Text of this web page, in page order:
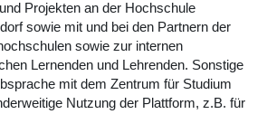
Projekten an der Hochschule
sowie mit und bei den Partnern der
sowie zur internen
Lernenden und Lehrenden. Sonstige
mit dem Zentrum für Studium
Nutzung der Plattform, z.B. für